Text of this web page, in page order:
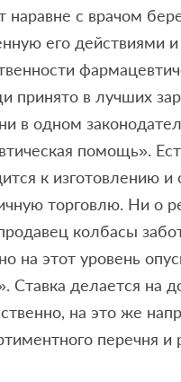
наравне с врачом
его действиями
принято в лучших
в одном
помощь».
к изготовлению
торговлю. Ни о
колбасы
этот уровень
Ставка делается на
на это же
перечня и